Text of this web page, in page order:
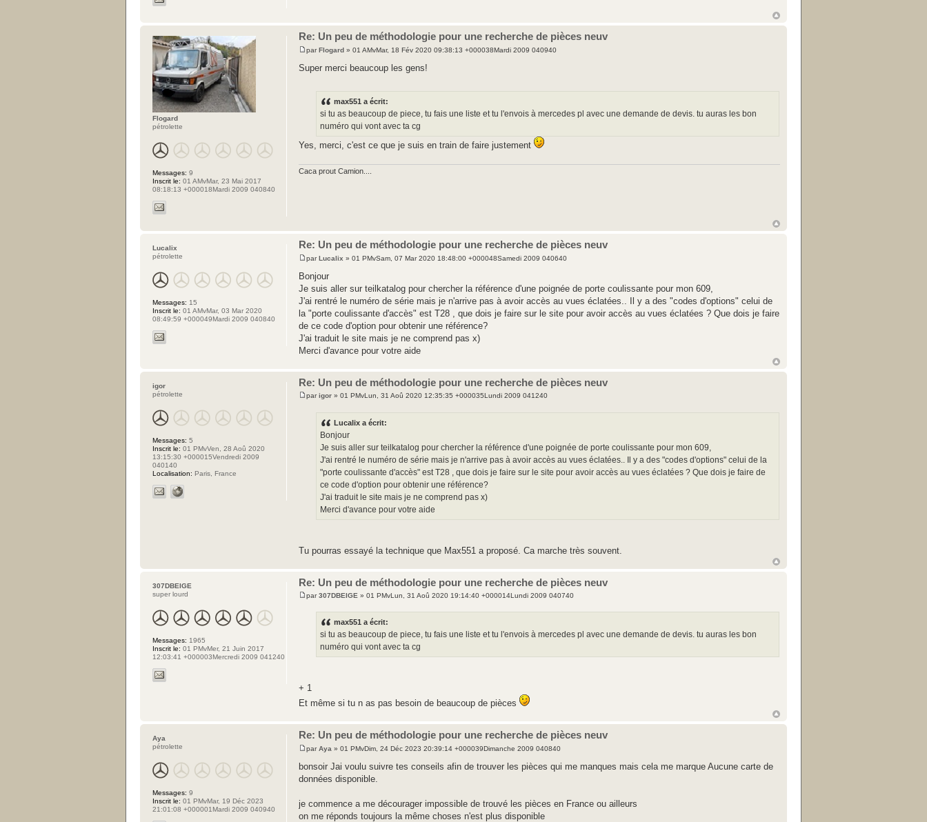
Re: Un peu de méthodologie pour une recherche de pièces neuv
parFlogard » 01 AMvMar, 18 Fév 2020 09:38:13 +000038Mardi 2009 040940
Super merci beaucoup les gens!
max551 a écrit:
si tu as beaucoup de piece, tu fais une liste et tu l'envois à mercedes pl avec une demande de devis. tu auras les bon
numéro qui vont avec ta cg
Yes, merci, c'est ce que je suis en train de faire justement
Caca prout Camion....
Flogard
pétrolette
Messages: 9
Inscrit le: 01 AMvMar, 23 Mai 2017
08:18:13 +000018Mardi 2009 040840
Re: Un peu de méthodologie pour une recherche de pièces neuv
parLucalix » 01 PMvSam, 07 Mar 2020 18:48:00 +000048Samedi 2009 040640
Bonjour
Je suis aller sur teilkatalog pour chercher la référence d'une poignée de porte coulissante pour mon 609,
J'ai rentré le numéro de série mais je n'arrive pas à avoir accès au vues éclatées.. Il y a des "codes d'options" celui de
la "porte coulissante d'accès" est T28 , que dois je faire sur le site pour avoir accès au vues éclatées ? Que dois je faire
de ce code d'option pour obtenir une référence?
J'ai traduit le site mais je ne comprend pas x)
Merci d'avance pour votre aide
Lucalix
pétrolette
Messages: 15
Inscrit le: 01 AMvMar, 03 Mar 2020
08:49:59 +000049Mardi 2009 040840
Re: Un peu de méthodologie pour une recherche de pièces neuv
parigor » 01 PMvLun, 31 Aoû 2020 12:35:35 +000035Lundi 2009 041240
Lucalix a écrit:
Bonjour
Je suis aller sur teilkatalog pour chercher la référence d'une poignée de porte coulissante pour mon 609,
J'ai rentré le numéro de série mais je n'arrive pas à avoir accès au vues éclatées.. Il y a des "codes d'options" celui de la
"porte coulissante d'accès" est T28 , que dois je faire sur le site pour avoir accès au vues éclatées ? Que dois je faire de
ce code d'option pour obtenir une référence?
J'ai traduit le site mais je ne comprend pas x)
Merci d'avance pour votre aide
Tu pourras essayé la technique que Max551 a proposé. Ca marche très souvent.
igor
pétrolette
Messages: 5
Inscrit le: 01 PMvVen, 28 Aoû 2020
13:15:30 +000015Vendredi 2009
040140
Localisation: Paris, France
Re: Un peu de méthodologie pour une recherche de pièces neuv
par307DBEIGE » 01 PMvLun, 31 Aoû 2020 19:14:40 +000014Lundi 2009 040740
max551 a écrit:
si tu as beaucoup de piece, tu fais une liste et tu l'envois à mercedes pl avec une demande de devis. tu auras les bon
numéro qui vont avec ta cg
+ 1
Et même si tu n as pas besoin de beaucoup de pièces
307DBEIGE
super lourd
Messages: 1965
Inscrit le: 01 PMvMer, 21 Juin 2017
12:03:41 +000003Mercredi 2009 041240
Re: Un peu de méthodologie pour une recherche de pièces neuv
parAya » 01 PMvDim, 24 Déc 2023 20:39:14 +000039Dimanche 2009 040840
bonsoir Jai voulu suivre tes conseils afin de trouver les pièces qui me manques mais cela me marque Aucune carte de
données disponible.
je commence a me décourager impossible de trouvé les pièces en France ou ailleurs
on me réponds toujours la même choses n'est plus disponible
Aya
pétrolette
Messages: 9
Inscrit le: 01 PMvMar, 19 Déc 2023
21:01:08 +000001Mardi 2009 040940